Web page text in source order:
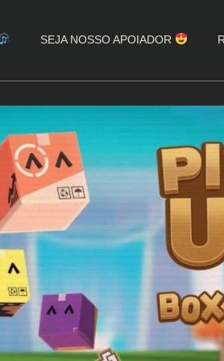
SEJA NOSSO APOIADOR